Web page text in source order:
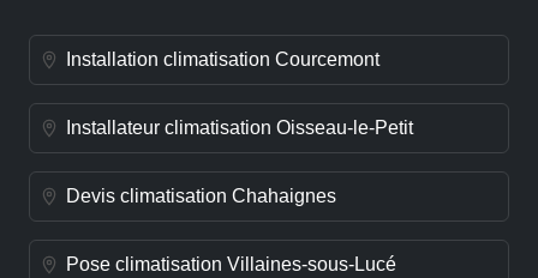
Installation climatisation Courcemont
Installateur climatisation Oisseau-le-Petit
Devis climatisation Chahaignes
Pose climatisation Villaines-sous-Lucé